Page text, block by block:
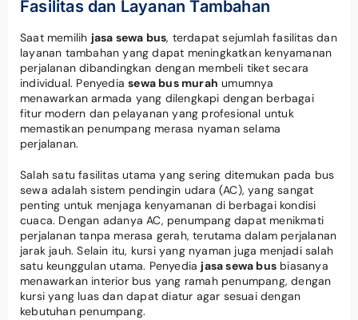
Fasilitas dan Layanan Tambahan
Saat memilih jasa sewa bus, terdapat sejumlah fasilitas dan
layanan tambahan yang dapat meningkatkan kenyamanan
perjalanan dibandingkan dengan membeli tiket secara
individual. Penyediasewa bus murah umumnya
menawarkan armada yang dilengkapi dengan berbagai
fitur modern dan pelayanan yang profesional untuk
memastikan penumpang merasa nyaman selama
perjalanan.
Salah satu fasilitas utama yang sering ditemukan pada bus
sewa adalah sistem pendingin udara (AC), yang sangat
penting untuk menjaga kenyamanan di berbagai kondisi
cuaca. Dengan adanya AC, penumpang dapat menikmati
perjalanan tanpa merasa gerah, terutama dalam perjalanan
jarak jauh. Selain itu, kursi yang nyaman juga menjadi salah
satu keunggulan utama. Penyedia jasa sewa bus biasanya
menawarkan interior bus yang ramah penumpang, dengan
kursi yang luas dan dapat diatur agar sesuai dengan
kebutuhan penumpang.